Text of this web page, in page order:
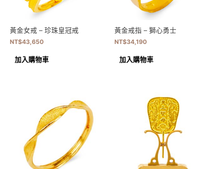
黃金女戒 – 珍珠皇冠戒
NT$43,650
加入購物車
黃金戒指 – 獅心勇士
NT$34,190
加入購物車